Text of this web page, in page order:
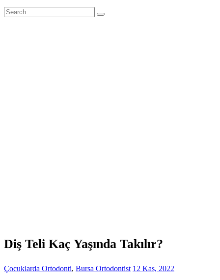
Diş Teli Kaç Yaşında Takılır?
Çocuklarda Ortodonti, Bursa Ortodontist 12 Kas, 2022